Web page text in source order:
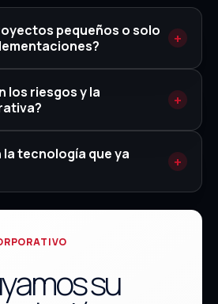
pequeños o solo
los riesgos y la
tecnología que ya
su